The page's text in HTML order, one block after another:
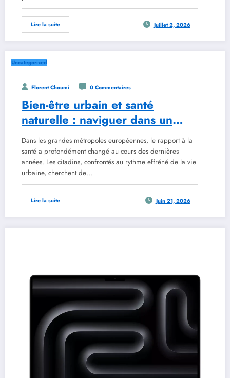
Lire la suite Juillet 2, 2026
Uncategorized
Florent Choumi 0 Commentaires
Bien-être urbain et santé
naturelle : naviguer dans un
cadre réglementaire en
évolution avec les outils de
2026
Dans les grandes métropoles européennes, le rapport à la
santé a profondément changé au cours des dernières
années. Les citadins, confrontés au rythme effréné de la vie
urbaine, cherchent de…
Lire la suite Juin 21, 2026